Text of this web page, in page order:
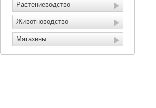
Растениеводство
Животноводство
Магазины